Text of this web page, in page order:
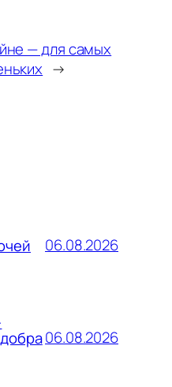
— для самых
→
06.08.2026
06.08.2026